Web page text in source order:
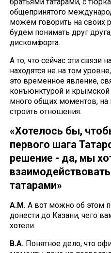
общепринятого
можем говорить на своих
будем понимать друг
дискомфорта.
А то, что сейчас эти связи
находятся не на том
это временное явление,
конъюнктурой и крымской
много общих моментов,
строить отношения.
«Хотелось бы,
первого шага
решение - да, мы
татарами»
А.М. А вот можно об этом
донести до Казани, чего
хотели.
В.А. Понятное дело, что